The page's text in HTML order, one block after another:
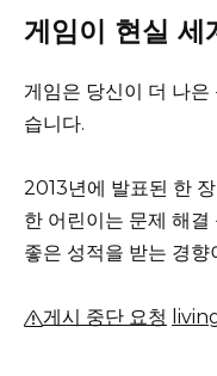
게임이 현실 세
게임은 당신이 더 나
습니다.
2013년에 발표된 한
한 어린이는 문제 해
좋은 성적을 받는 경
게시 중단 요청